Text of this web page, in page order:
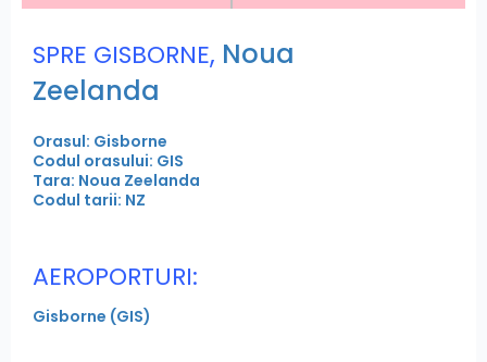
SPRE GISBORNE, Noua
Zeelanda
Orasul: Gisborne
Codul orasului: GIS
Tara: Noua Zeelanda
Codul tarii: NZ
AEROPORTURI:
Gisborne (GIS)